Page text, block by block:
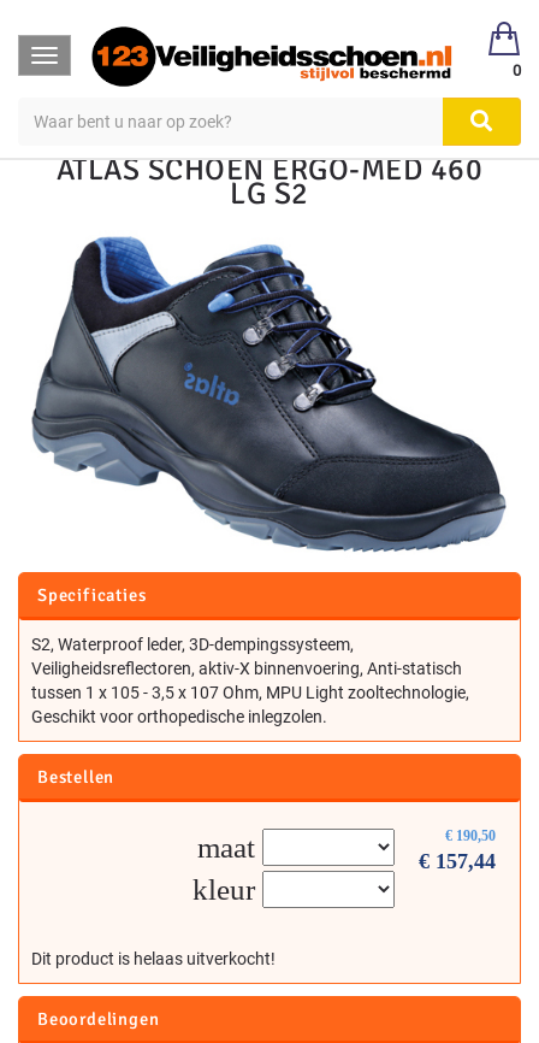
Toggle
navigation
0
123Veiligheidsschoen
Veiligheidsschoenen
Laag S1, S2, S3
ATLAS SCHOEN ERGO-MED 460
LG S2
Specificaties
S2, Waterproof leder, 3D-dempingssysteem,
Veiligheidsreflectoren, aktiv-X binnenvoering, Anti-statisch
tussen 1 x 105 - 3,5 x 107 Ohm, MPU Light zooltechnologie,
Geschikt voor orthopedische inlegzolen.
Bestellen
€ 190,50
€ 157,44
maat
kleur
Dit product is helaas uitverkocht!
Beoordelingen